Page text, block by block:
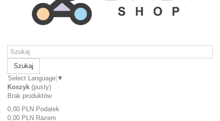
Szukaj
Select Language ▼
Koszyk (pusty)
Brak produktów
0,00 PLN Podatek
0,00 PLN Razem